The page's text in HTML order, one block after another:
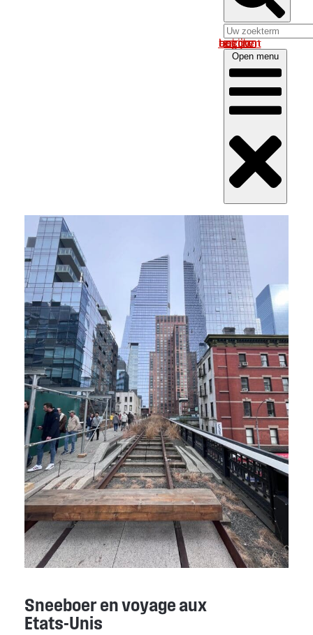
Log in om uw account te bekijken
Open menu
Sneeboer en voyage aux
Etats-Unis